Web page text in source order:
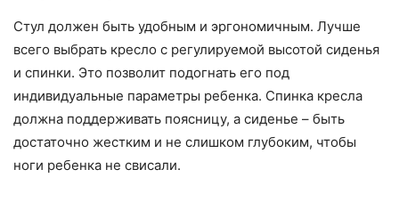
Стул должен быть удобным и эргономичным. Лучше
всего выбрать кресло с регулируемой высотой сиденья
и спинки. Это позволит подогнать его под
индивидуальные параметры ребенка. Спинка кресла
должна поддерживать поясницу, а сиденье – быть
достаточно жестким и не слишком глубоким, чтобы
ноги ребенка не свисали.